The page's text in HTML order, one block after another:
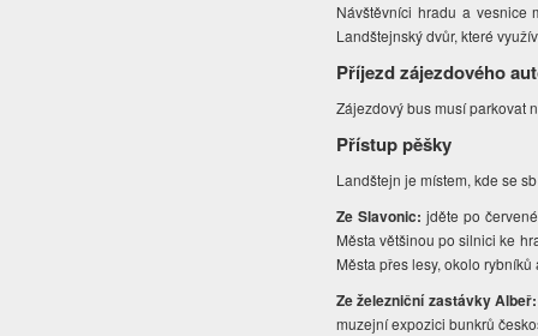
Návštěvníci hradu a vesnice
Landštejnský dvůr, které
Příjezd zájezdového
Zájezdový bus musí parkovat
Přístup pěšky
Landštejn je místem, kde se
Ze Slavonic: jděte po
Města většinou po silnici ke
Města přes lesy, okolo
Ze železniční zastávky
muzejní expozici bunkrů